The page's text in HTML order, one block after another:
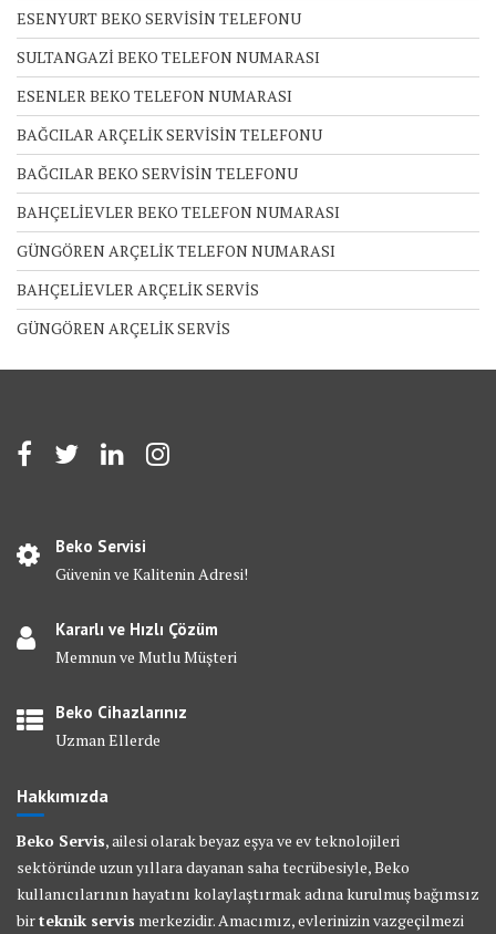
ESENYURT BEKO SERVİSİN TELEFONU
SULTANGAZİ BEKO TELEFON NUMARASI
ESENLER BEKO TELEFON NUMARASI
BAĞCILAR ARÇELİK SERVİSİN TELEFONU
BAĞCILAR BEKO SERVİSİN TELEFONU
BAHÇELİEVLER BEKO TELEFON NUMARASI
GÜNGÖREN ARÇELİK TELEFON NUMARASI
BAHÇELİEVLER ARÇELİK SERVİS
GÜNGÖREN ARÇELİK SERVİS
Beko Servisi
Güvenin ve Kalitenin Adresi!
Kararlı ve Hızlı Çözüm
Memnun ve Mutlu Müşteri
Beko Cihazlarınız
Uzman Ellerde
Hakkımızda
Beko Servis, ailesi olarak beyaz eşya ve ev teknolojileri
sektöründe uzun yıllara dayanan saha tecrübesiyle, Beko
kullanıcılarının hayatını kolaylaştırmak adına kurulmuş bağımsız
birteknik servis merkezidir. Amacımız, evlerinizin vazgeçilmezi